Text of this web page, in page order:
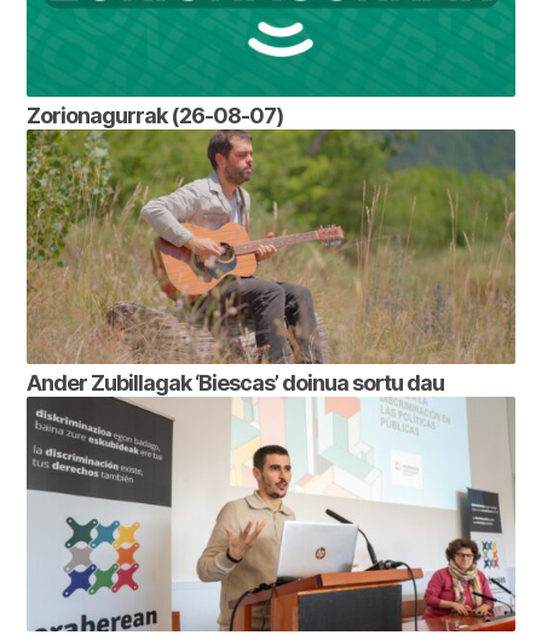
Zorionagurrak (26-08-07)
Ander Zubillagak ‘Biescas’ doinua sortu dau